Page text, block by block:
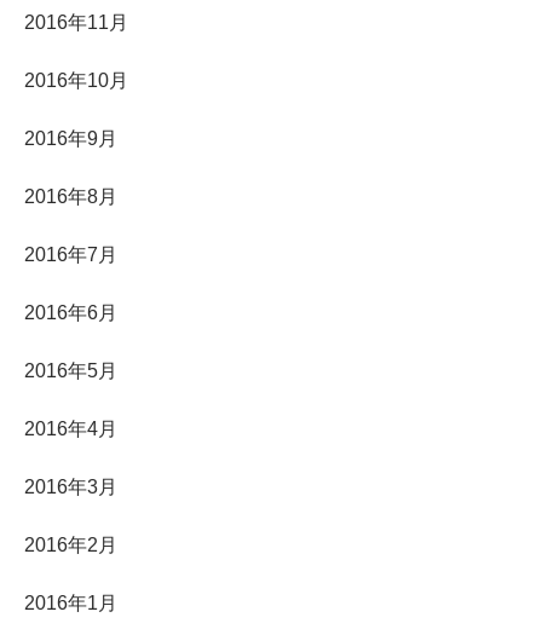
2016年11月
2016年10月
2016年9月
2016年8月
2016年7月
2016年6月
2016年5月
2016年4月
2016年3月
2016年2月
2016年1月